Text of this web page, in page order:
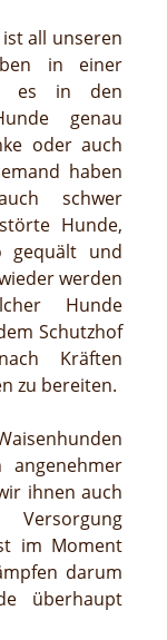
all unseren
in einer
es in den
genau
oder auch
haben
schwer
Hunde,
gequält und
werden
Hunde
Schutzhof
Kräften
zu bereiten.
ihnen auch
im Moment
darum
überhaupt